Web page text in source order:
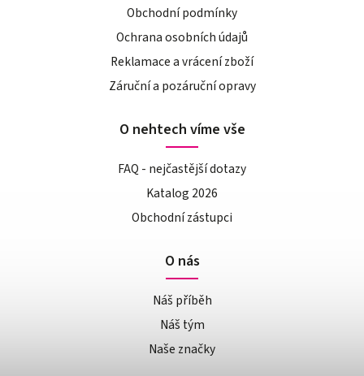
Obchodní podmínky
Ochrana osobních údajů
Reklamace a vrácení zboží
Záruční a pozáruční opravy
O nehtech víme vše
FAQ - nejčastější dotazy
Katalog 2026
Obchodní zástupci
O nás
Náš příběh
Náš tým
Naše značky